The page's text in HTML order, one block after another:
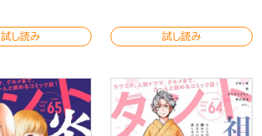
試し読み 試し読み